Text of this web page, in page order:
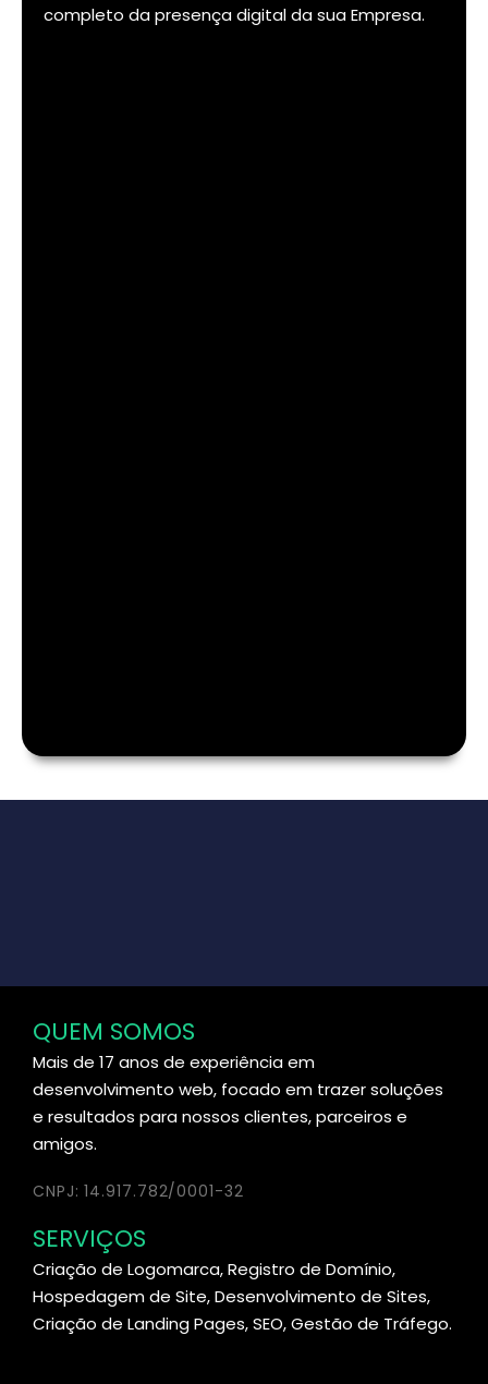
completo da presença digital da sua Empresa.
QUEM SOMOS
Mais de 17 anos de experiência em
desenvolvimento web, focado em trazer soluções
e resultados para nossos clientes, parceiros e
amigos.
CNPJ: 14.917.782/0001-32
SERVIÇOS
Criação de Logomarca, Registro de Domínio,
Hospedagem de Site, Desenvolvimento de Sites,
Criação de Landing Pages, SEO, Gestão de Tráfego.